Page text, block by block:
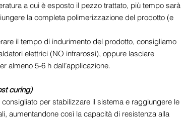
a cui è esposto il pezzo trattato, più tempo sarà
la completa polimerizzazione del prodotto (e
il tempo di indurimento del prodotto, consigliamo
elettrici (NO infrarossi), oppure lasciare
almeno 5-6 h dall’applicazione.
curing)
per stabilizzare il sistema e raggiungere le
aumentandone così la capacità di resistenza alla